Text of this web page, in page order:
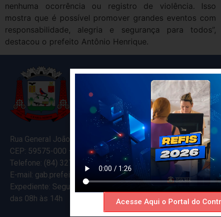
nenhuma ocorrência ou registro de violência. Isso
mostra que é possível promover grandes eventos com
responsabilidade, alegria e segurança para todos”,
destacou o prefeito Antônio Henrique.
Rua General João Varela, 635
CEP: 59575-000 – Ceará-Mirim – RN
Telefone: (84) 3274-5916
E-mail: gab.prefeitocearamirim@gmail.com
Expediente: Segunda à Sexta
das 08h às 14h
Acesse Aqui o Portal do